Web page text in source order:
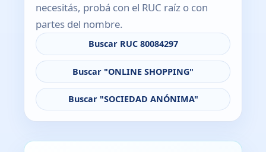
necesitás, probá con el RUC raíz o con
partes del nombre.
Buscar RUC 80084297
Buscar "ONLINE SHOPPING"
Buscar "SOCIEDAD ANÓNIMA"